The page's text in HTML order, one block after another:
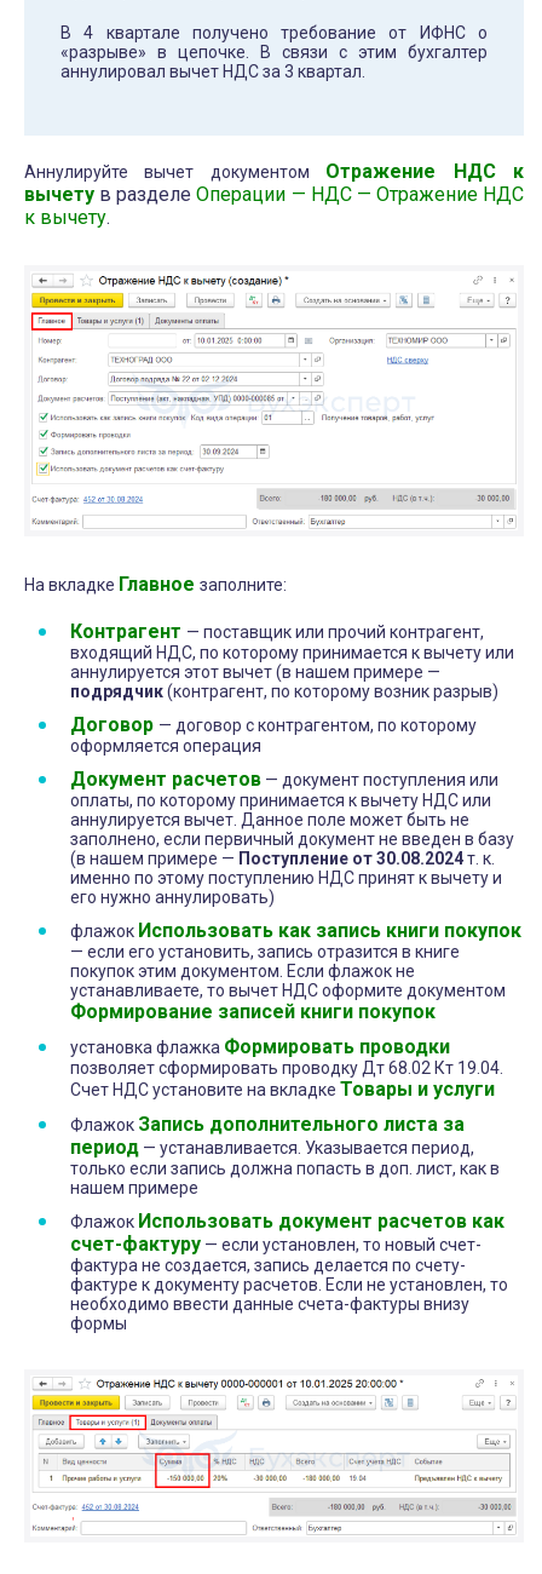
В 4 квартале получено требование от ИФНС о
«разрыве» в цепочке. В связи с этим бухгалтер
аннулировал вычет НДС за 3 квартал.
Аннулируйте вычет документом Отражение НДС к
вычету в разделеОперации — НДС — Отражение НДС
к вычету.
На вкладке Главное заполните:
Контрагент — поставщик или прочий контрагент,
входящий НДС, по которому принимается к вычету или
аннулируется этот вычет (в нашем примере —
подрядчик(контрагент, по которому возник разрыв)
Договор — договор с контрагентом, по которому
оформляется операция
Документ расчетов — документ поступления или
оплаты, по которому принимается к вычету НДС или
аннулируется вычет. Данное поле может быть не
заполнено, если первичный документ не введен в базу
(в нашем примере — Поступление от 30.08.2024т. к.
именно по этому поступлению НДС принят к вычету и
его нужно аннулировать)
флажок Использовать как запись книги покупок
— если его установить, запись отразится в книге
покупок этим документом. Если флажок не
устанавливаете, то вычет НДС оформите документом
Формирование записей книги покупок
установка флажка Формировать проводки
позволяет сформировать проводку Дт 68.02 Кт 19.04.
Счет НДС установите на вкладке Товары и услуги
Флажок Запись дополнительного листа за
период — устанавливается. Указывается период,
только если запись должна попасть в доп. лист, как в
нашем примере
Флажок Использовать документ расчетов как
счет-фактуру — если установлен, то новый счет-
фактура не создается, запись делается по счету-
фактуре к документу расчетов. Если не установлен, то
необходимо ввести данные счета-фактуры внизу
формы